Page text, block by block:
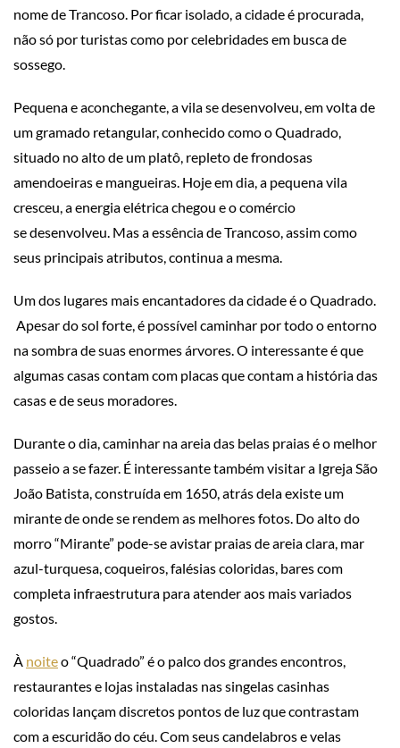
nome de Trancoso. Por ficar isolado, a cidade é procurada,
não só por turistas como por celebridades em busca de
sossego.
Pequena e aconchegante, a vila se desenvolveu, em volta de
um gramado retangular, conhecido como o Quadrado,
situado no alto de um platô, repleto de frondosas
amendoeiras e mangueiras. Hoje em dia, a pequena vila
cresceu, a energia elétrica chegou e o comércio
se desenvolveu. Mas a essência de Trancoso, assim como
seus principais atributos, continua a mesma.
Um dos lugares mais encantadores da cidade é o Quadrado.
Apesar do sol forte, é possível caminhar por todo o entorno
na sombra de suas enormes árvores. O interessante é que
algumas casas contam com placas que contam a história das
casas e de seus moradores.
Durante o dia, caminhar na areia das belas praias é o melhor
passeio a se fazer. É interessante também visitar a Igreja São
João Batista, construída em 1650, atrás dela existe um
mirante de onde se rendem as melhores fotos. Do alto do
morro “Mirante” pode-se avistar praias de areia clara, mar
azul-turquesa, coqueiros, falésias coloridas, bares com
completa infraestrutura para atender aos mais variados
gostos.
À noiteo “Quadrado” é o palco dos grandes encontros,
restaurantes e lojas instaladas nas singelas casinhas
coloridas lançam discretos pontos de luz que contrastam
com a escuridão do céu. Com seus candelabros e velas